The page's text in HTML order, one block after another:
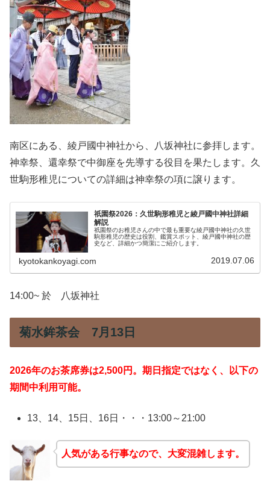
南区にある、綾戸國中神社から、八坂神社に参拝します。
神幸祭、還幸祭で中御座を先導する役目を果たします。久
世駒形稚児についての詳細は神幸祭の項に譲ります。
祇園祭2026：久世駒形稚児と綾戸國中神社詳細
解説
祇園祭のお稚児さんの中で最も重要な綾戸國中神社の久世
駒形稚児の歴史は役割、鑑賞スポット、綾戸國中神社の歴
史など、詳細かつ簡潔にご紹介します。
kyotokankoyagi.com 2019.07.06
14:00~ 於 八坂神社
菊水鉾茶会 7月13日
2026年のお茶席券は2,500円。期日指定ではなく、以下の
期間中利用可能。
13、14、15日、16日・・・13:00～21:00
人気がある行事なので、大変混雑します。